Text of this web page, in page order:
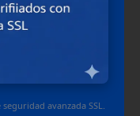
avanzada SSL.